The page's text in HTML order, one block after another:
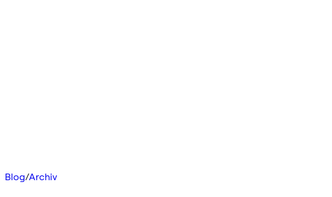
Blog/Archiv